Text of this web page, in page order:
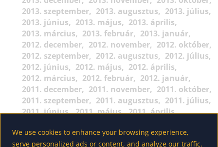
We use cookies to enhance your browsing experience,
serve personalized ads or content, and analyze our traffic.
2013. szeptember
2013. augusztus
2013. július
2013. június
2013. május
2013. április
2013. március
2013. február
2013. január
2012. december
2012. november
2012. október
2012. szeptember
2012. augusztus
2012. július
2012. június
2012. május
2012. április
2012. március
2012. február
2012. január
2011. december
2011. november
2011. október
2011. szeptember
2011. augusztus
2011. július
2011. június
2011. május
2011. április
2010. december
2010. november
2010. október